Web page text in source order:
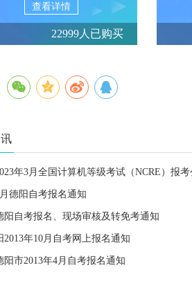
查看详情
22999人已购买
年3月全国计算机等级考试（NCRE）报
德阳自考报名通知
阳自考报名、现场审核及转免考通知
2013年10月自考网上报名通知
阳市2013年4月自考报名通知